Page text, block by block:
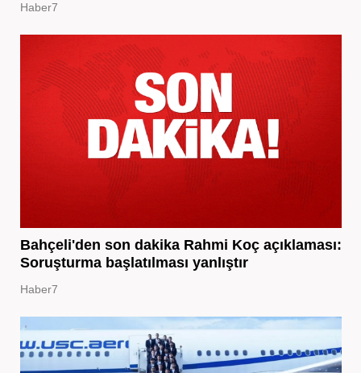
Haber7
Bahçeli'den son dakika Rahmi Koç açıklaması:
Soruşturma başlatılması yanlıştır
Haber7